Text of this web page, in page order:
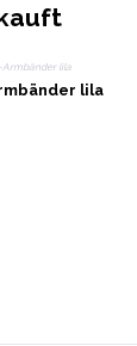
lila